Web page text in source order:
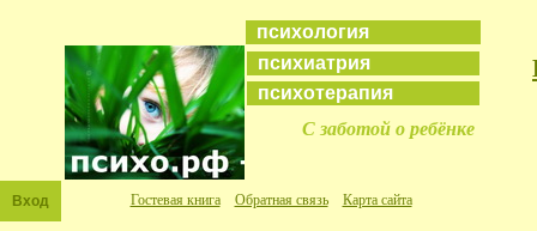
психология
психиатрия
психотерапия
С заботой о ребёнке
Вход Гостевая книга Обратная связь Карта сайта